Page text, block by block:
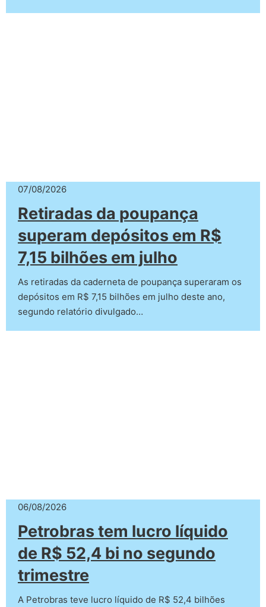
07/08/2026
Retiradas da poupança
superam depósitos em R$
7,15 bilhões em julho
As retiradas da caderneta de poupança superaram os
depósitos em R$ 7,15 bilhões em julho deste ano,
segundo relatório divulgado…
06/08/2026
Petrobras tem lucro líquido
de R$ 52,4 bi no segundo
trimestre
A Petrobras teve lucro líquido de R$ 52,4 bilhões